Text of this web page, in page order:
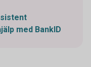
med BankID